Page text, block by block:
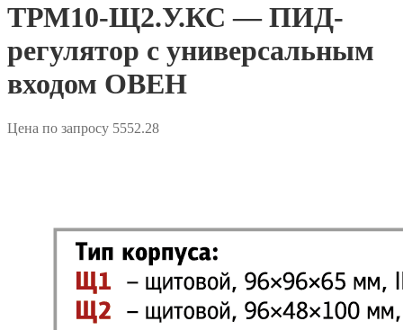
ТРМ10-Щ2.У.КС — ПИД-
регулятор с универсальным
входом ОВЕН
Цена по запросу 5552.28